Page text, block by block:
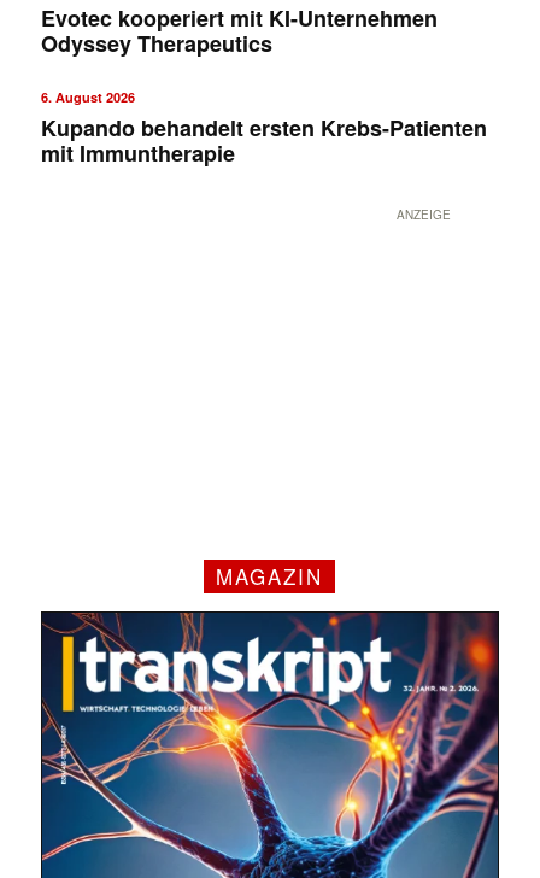
Evotec kooperiert mit KI-Unternehmen
Odyssey Therapeutics
6. August 2026
Kupando behandelt ersten Krebs-Patienten
mit Immuntherapie
ANZEIGE
MAGAZIN